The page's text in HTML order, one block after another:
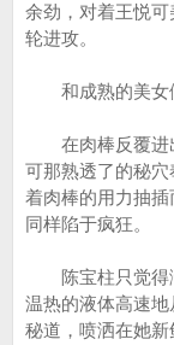
余劲，对着王悦
轮进攻。
和成熟的美女做
在肉棒反覆进
可那熟透了的秘
着肉棒的用力抽
同样陷于疯狂。
陈宝柱只觉得
温热的液体高速
秘道，喷洒在她